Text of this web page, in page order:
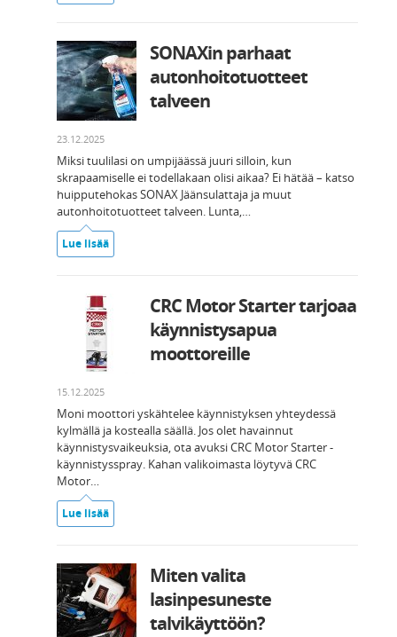
SONAXin parhaat
autonhoitotuotteet
talveen
23.12.2025
Miksi tuulilasi on umpijäässä juuri silloin, kun
skrapaamiselle ei todellakaan olisi aikaa? Ei hätää – katso
huipputehokas SONAX Jäänsulattaja ja muut
autonhoitotuotteet talveen. Lunta,…
Lue lisää
CRC Motor Starter tarjoaa
käynnistysapua
moottoreille
15.12.2025
Moni moottori yskähtelee käynnistyksen yhteydessä
kylmällä ja kostealla säällä. Jos olet havainnut
käynnistysvaikeuksia, ota avuksi CRC Motor Starter -
käynnistysspray. Kahan valikoimasta löytyvä CRC
Motor…
Lue lisää
Miten valita
lasinpesuneste
talvikäyttöön?